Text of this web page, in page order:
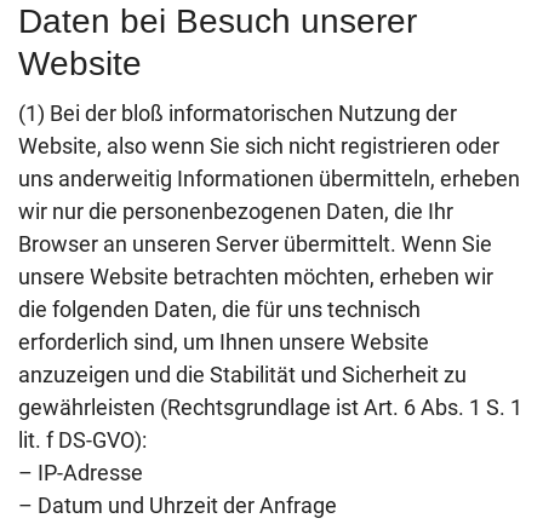
Daten bei Besuch unserer
Website
(1) Bei der bloß informatorischen Nutzung der
Website, also wenn Sie sich nicht registrieren oder
uns anderweitig Informationen übermitteln, erheben
wir nur die personenbezogenen Daten, die Ihr
Browser an unseren Server übermittelt. Wenn Sie
unsere Website betrachten möchten, erheben wir
die folgenden Daten, die für uns technisch
erforderlich sind, um Ihnen unsere Website
anzuzeigen und die Stabilität und Sicherheit zu
gewährleisten (Rechtsgrundlage ist Art. 6 Abs. 1 S. 1
lit. f DS-GVO):
– IP-Adresse
– Datum und Uhrzeit der Anfrage